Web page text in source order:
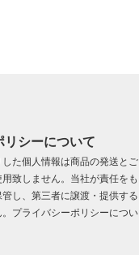
リシーについて
た個人情報は商品の発送とご
致しません。当社が責任をも
し、第三者に譲渡・提供する
プライバシーポリシーについ